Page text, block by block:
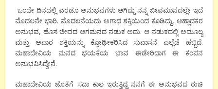
ಒಂದೇ ದಿನದಲ್ಲಿ ಎರಡೂ ಅನುಭವಗಳು ಆಗಿದ್ದು ನನ್ನ ಜೀವಮಾನದಲ್ಲೇ ಇದೆ
ಮೊದಲನೇ ಭಾರಿ. ಮೊದಲನೆಯದು ಅಗಾಧ ಶಕ್ತಿಯಿಂದ ಕೂಡಿದ್ದು, ಆಹ್ಲಾದಕರ
ಅನುಭವ, ಹೊಸ ಜೀವದ ಆಗಮನದ ನಡುಕ ಅದು. ಆ ನಡುಕದಲ್ಲಿ ಅಮೂಲ್ಯ
ಮತ್ತು ಅಪಾರ ಶಕ್ತಿಯನ್ನು ಕ್ರೋಢೀಕರಿಸಿದ ಸುವಾಸನೆ ಎಲ್ಲೆಡೆ ಹಬ್ಬಿದೆ.
ಮಹಾದೇವಿಯ ಮನದ ಭಯಕೆಯ ಭಾವ ಈಡೇರಿದಾಗ ಈ ಕಂಪನ
ಅನುಭವಿಸಿದ್ದೇನೆ.
ಮಹಾದೇವಿಯ ಜೊತೆಗೆ ಸದಾ ಕಾಲ ಇರುತ್ತಿದ್ದ ನನಗೆ ಈ ಅನುಭವದ ರುಚಿ